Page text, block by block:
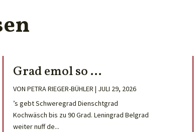
Grad emol so …
VON PETRA RIEGER-BÜHLER | JULI 29, 2026
’s gebt Schweregrad Dienschtgrad
Kochwäsch bis zu 90 Grad. Leningrad Belgrad
weiter nuff de...